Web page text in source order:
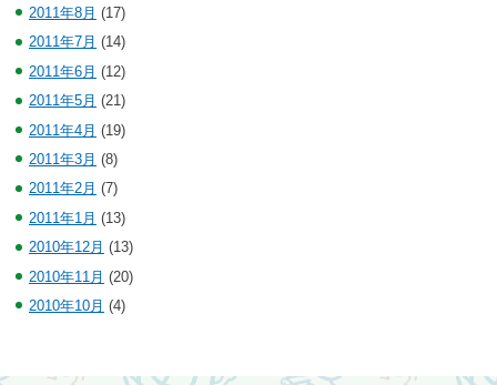
2011年8月 (17)
2011年7月 (14)
2011年6月 (12)
2011年5月 (21)
2011年4月 (19)
2011年3月 (8)
2011年2月 (7)
2011年1月 (13)
2010年12月 (13)
2010年11月 (20)
2010年10月 (4)